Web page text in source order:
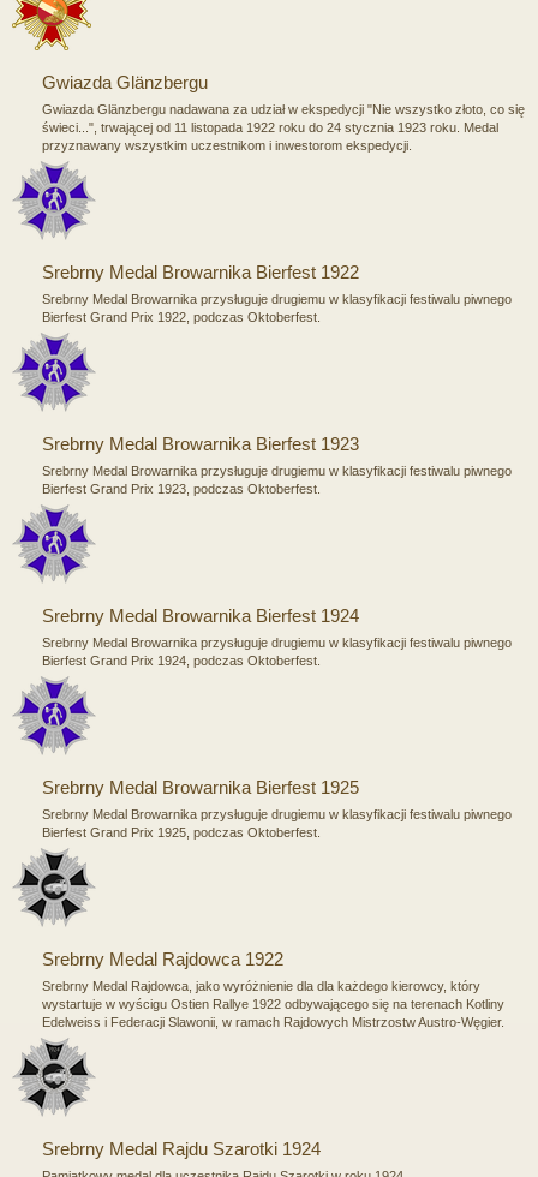
Gwiazda Glänzbergu
Gwiazda Glänzbergu nadawana za udział w ekspedycji "Nie wszystko złoto, co się
świeci...", trwającej od 11 listopada 1922 roku do 24 stycznia 1923 roku. Medal
przyznawany wszystkim uczestnikom i inwestorom ekspedycji.
Srebrny Medal Browarnika Bierfest 1922
Srebrny Medal Browarnika przysługuje drugiemu w klasyfikacji festiwalu piwnego
Bierfest Grand Prix 1922, podczas Oktoberfest.
Srebrny Medal Browarnika Bierfest 1923
Srebrny Medal Browarnika przysługuje drugiemu w klasyfikacji festiwalu piwnego
Bierfest Grand Prix 1923, podczas Oktoberfest.
Srebrny Medal Browarnika Bierfest 1924
Srebrny Medal Browarnika przysługuje drugiemu w klasyfikacji festiwalu piwnego
Bierfest Grand Prix 1924, podczas Oktoberfest.
Srebrny Medal Browarnika Bierfest 1925
Srebrny Medal Browarnika przysługuje drugiemu w klasyfikacji festiwalu piwnego
Bierfest Grand Prix 1925, podczas Oktoberfest.
Srebrny Medal Rajdowca 1922
Srebrny Medal Rajdowca, jako wyróżnienie dla dla każdego kierowcy, który
wystartuje w wyścigu Ostien Rallye 1922 odbywającego się na terenach Kotliny
Edelweiss i Federacji Slawonii, w ramach Rajdowych Mistrzostw Austro-Węgier.
Srebrny Medal Rajdu Szarotki 1924